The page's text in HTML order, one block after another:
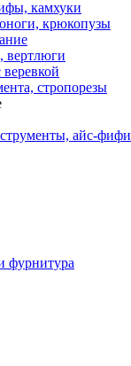
камхуки
крюкопузы
вертлюги
стропорезы
айс-фифи
фурнитура